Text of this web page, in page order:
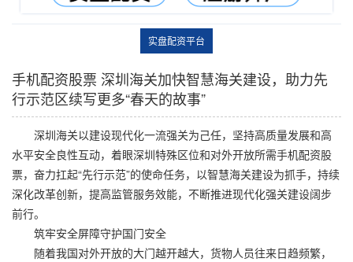
实盘配资平台
手机配资股票 深圳海关加快智慧海关建设，助力先
行示范区续写更多“春天的故事”
深圳海关以建设现代化一流强关为己任，坚持高质量发展和高
水平安全良性互动，着眼深圳特殊区位和对外开放所需手机配资股
票，奋力扛起“先行示范”的使命任务，以智慧海关建设为抓手，持续
深化改革创新，提高监管服务效能，不断推进现代化强关建设阔步
前行。
筑牢安全屏障守护国门安全
随着我国对外开放的大门越开越大，货物人员往来日趋频繁，